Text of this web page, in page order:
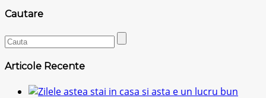
Cautare
Articole Recente